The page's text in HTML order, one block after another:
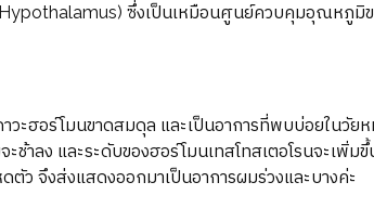
ซึ่งเป็นเหมือนศูนย์ควบคุมอุณหภูมิ
ะฮอร์โมนขาดสมดุล และเป็นอาการที่พบบ่อยในวัย
ช้าลง และระดับของฮอร์โมนเทสโทสเตอโรนจะเพิ่ม
ตัว จึงส่งแสดงออกมาเป็นอาการผมร่วงและบางค่ะ